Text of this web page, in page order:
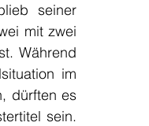
seiner
mit zwei
Während
im
dürften es
sein.